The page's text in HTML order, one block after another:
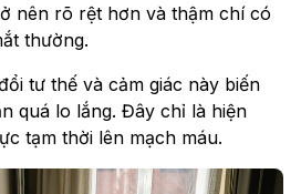
nên rõ rệt hơn và thậm chí có
thường.
tư thế và cảm giác này biến
quá lo lắng. Đây chỉ là hiện
tạm thời lên mạch máu.